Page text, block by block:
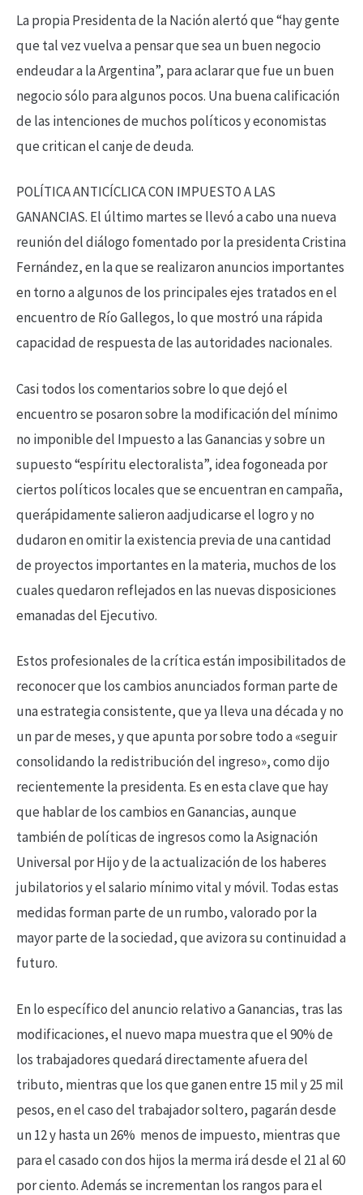
La propia Presidenta de la Nación alertó que “hay gente
que tal vez vuelva a pensar que sea un buen negocio
endeudar a la Argentina”, para aclarar que fue un buen
negocio sólo para algunos pocos. Una buena calificación
de las intenciones de muchos políticos y economistas
que critican el canje de deuda.
POLÍTICA ANTICÍCLICA CON IMPUESTO A LAS
GANANCIAS. El último martes se llevó a cabo una nueva
reunión del diálogo fomentado por la presidenta Cristina
Fernández, en la que se realizaron anuncios importantes
en torno a algunos de los principales ejes tratados en el
encuentro de Río Gallegos, lo que mostró una rápida
capacidad de respuesta de las autoridades nacionales.
Casi todos los comentarios sobre lo que dejó el
encuentro se posaron sobre la modificación del mínimo
no imponible del Impuesto a las Ganancias y sobre un
supuesto “espíritu electoralista”, idea fogoneada por
ciertos políticos locales que se encuentran en campaña,
querápidamente salieron aadjudicarse el logro y no
dudaron en omitir la existencia previa de una cantidad
de proyectos importantes en la materia, muchos de los
cuales quedaron reflejados en las nuevas disposiciones
emanadas del Ejecutivo.
Estos profesionales de la crítica están imposibilitados de
reconocer que los cambios anunciados forman parte de
una estrategia consistente, que ya lleva una década y no
un par de meses, y que apunta por sobre todo a «seguir
consolidando la redistribución del ingreso», como dijo
recientemente la presidenta. Es en esta clave que hay
que hablar de los cambios en Ganancias, aunque
también de políticas de ingresos como la Asignación
Universal por Hijo y de la actualización de los haberes
jubilatorios y el salario mínimo vital y móvil. Todas estas
medidas forman parte de un rumbo, valorado por la
mayor parte de la sociedad, que avizora su continuidad a
futuro.
En lo específico del anuncio relativo a Ganancias, tras las
modificaciones, el nuevo mapa muestra que el 90% de
los trabajadores quedará directamente afuera del
tributo, mientras que los que ganen entre 15 mil y 25 mil
pesos, en el caso del trabajador soltero, pagarán desde
un 12 y hasta un 26% menos de impuesto, mientras que
para el casado con dos hijos la merma irá desde el 21 al 60
por ciento. Además se incrementan los rangos para el